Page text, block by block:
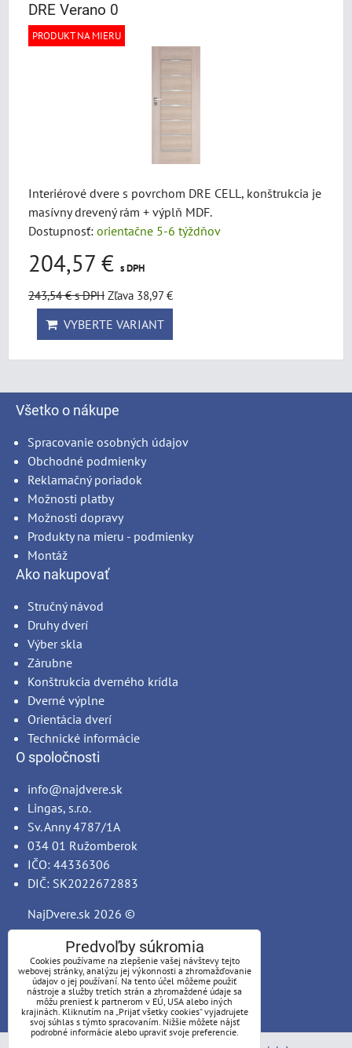
DRE Verano 0
PRODUKT NA MIERU
Interiérové dvere s povrchom DRE CELL, konštrukcia je
masívny drevený rám + výplň MDF.
Dostupnosť: orientačne 5-6 týždňov
204,57 € s DPH
243,54 €s DPH Zľava 38,97 €
VYBERTE VARIANT
Všetko o nákupe
Spracovanie osobných údajov
Obchodné podmienky
Reklamačný poriadok
Možnosti platby
Možnosti dopravy
Produkty na mieru - podmienky
Montáž
Ako nakupovať
Stručný návod
Druhy dverí
Výber skla
Zárubne
Konštrukcia dverného krídla
Dverné výplne
Orientácia dverí
Technické informácie
O spoločnosti
info@najdvere.sk
Lingas, s.r.o.
Sv. Anny 4787/1A
034 01 Ružomberok
IČO: 44336306
DIČ: SK2022672883
NajDvere.sk 2026 ©
Predvoľby súkromia
Cookies používame na zlepšenie vašej návštevy tejto
webovej stránky, analýzu jej výkonnosti a zhromažďovanie
údajov o jej používaní. Na tento účel môžeme použiť
nástroje a služby tretích strán a zhromaždené údaje sa
môžu preniesť k partnerom v EÚ, USA alebo iných
krajinách. Kliknutím na „Prijať všetky cookies“ vyjadrujete
svoj súhlas s týmto spracovaním. Nižšie môžete nájsť
podrobné informácie alebo upraviť svoje preferencie.